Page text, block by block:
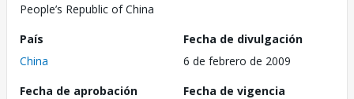
People’s Republic of China
País
China
Fecha de divulgación
6 de febrero de 2009
Fecha de aprobación
Fecha de vigencia